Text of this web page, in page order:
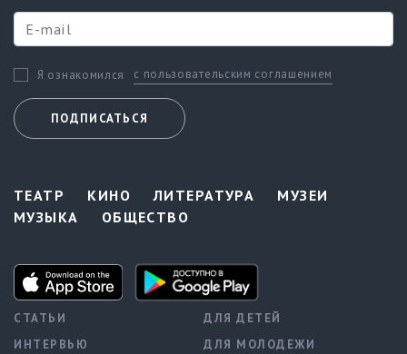
Я ознакомился с пользовательским соглашением
ПОДПИСАТЬСЯ
ТЕАТР КИНО ЛИТЕРАТУРА
МУЗЕИ
МУЗЫКА
ОБЩЕСТВО
СТАТЬИ
ИНТЕРВЬЮ
ДЛЯ ДЕТЕЙ
ДЛЯ МОЛОДЕЖИ